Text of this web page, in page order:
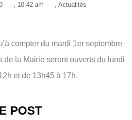
10:42 am Actualités
compter du mardi 1er septembre
de la Mairie seront ouverts du lundi
et de 13h45 à 17h.
POST